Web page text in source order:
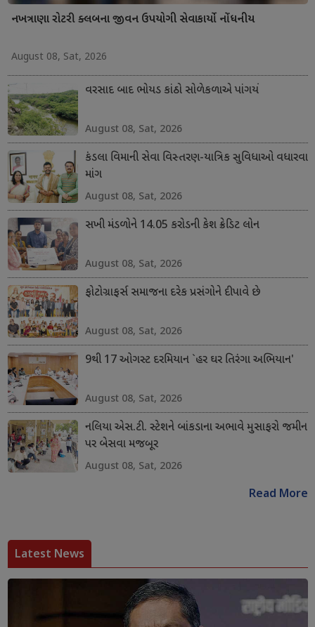
નખત્રાણા રોટરી ક્લબના જીવન ઉપયોગી સેવાકાર્યો નોંધનીય
August 08, Sat, 2026
વરસાદ બાદ ભોયડ કાંઠો સોળેકળાએ પાંગર્યો
August 08, Sat, 2026
કંડલા વિમાની સેવા વિસ્તરણ-યાત્રિક સુવિધાઓ વધારવા
માંગ
August 08, Sat, 2026
સખી મંડળોને 14.05 કરોડની કેશ ક્રેડિટ લોન
August 08, Sat, 2026
ફોટોગ્રાફર્સ સમાજના દરેક પ્રસંગોને દીપાવે છે
August 08, Sat, 2026
9થી 17 ઓગસ્ટ દરમિયાન `હર ઘર તિરંગા અભિયાન'
August 08, Sat, 2026
નલિયા એસ.ટી. સ્ટેશને બાંકડાના અભાવે મુસાફરો જમીન
પર બેસવા મજબૂર
August 08, Sat, 2026
Read More
Latest News